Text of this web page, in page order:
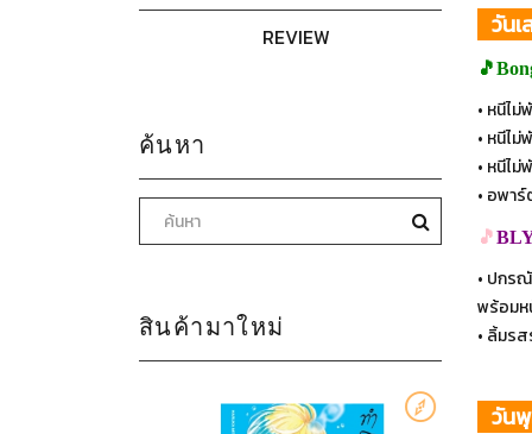
REVIEW
ค้นหา
สินค้ามาใหม่
วัน
• หนีไ
• หนีไ
• หนีไ
• อพาร์
🎵
• ปกร
พร้อมห
• ลิ้มร
วัน